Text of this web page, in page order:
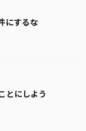
にするな
とにしよう